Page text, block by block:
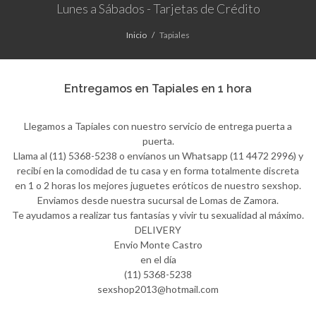
Lunes a Sábados - Tarjetas de Crédito
Inicio Tapiales
Entregamos en Tapiales en 1 hora
Llegamos a Tapiales con nuestro servicio de entrega puerta a
puerta.
Llama al (11) 5368-5238 o envíanos un Whatsapp (11 4472 2996) y
recibí en la comodidad de tu casa y en forma totalmente discreta
en 1 o 2 horas los mejores juguetes eróticos de nuestro sexshop.
Enviamos desde nuestra sucursal de Lomas de Zamora.
Te ayudamos a realizar tus fantasías y vivir tu sexualidad al máximo.
DELIVERY
Envio Monte Castro
en el día
(11) 5368-5238
sexshop2013@hotmail.com